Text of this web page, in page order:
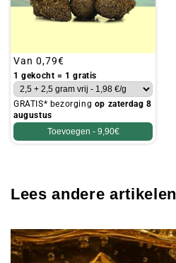
Gebruikelijke
prijs
Van 0,79€
1 gekocht = 1 gratis
GRATIS* bezorging op zaterdag 8
augustus
Toevoegen - 9,90€
Lees andere artikelen